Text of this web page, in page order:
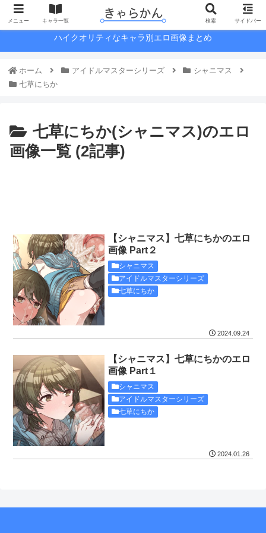
ハイクオリティなキャラ別エロ画像まとめ
ホーム アイドルマスターシリーズ
シャニマス
七草にちか
七草にちか(シャニマス)のエロ
画像一覧 (2記事)
【シャニマス】七草にちかのエロ
画像 Part２
シャニマス
アイドルマスターシリーズ
七草にちか
2024.09.24
【シャニマス】七草にちかのエロ
画像 Part１
シャニマス
アイドルマスターシリーズ
七草にちか
2024.01.26
メニュー キャラ一覧 検索 サイドバー